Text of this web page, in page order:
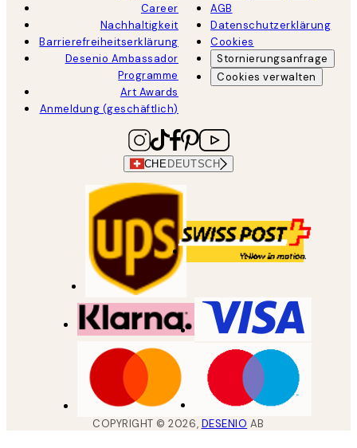
Career
Nachhaltigkeit
Barrierefreiheitserklärung
Desenio Ambassador
Programme
Art Awards
Anmeldung (geschäftlich)
AGB
Datenschutzerklärung
Cookies
Stornierungsanfrage
Cookies verwalten
CHE DEUTSCH
COPYRIGHT ©2026, DESENIO AB